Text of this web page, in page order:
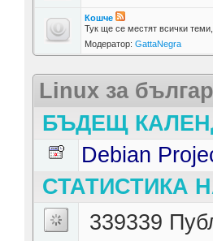
Кошче
Тук ще се местят всички теми,
Модератор:GattaNegra
Linux за
БЪДЕЩ
Debian
СТАТИСТИКА
339339